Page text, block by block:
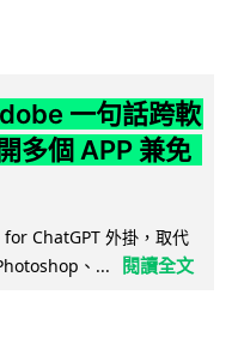
一句話跨軟
多個 APP 兼免
ChatGPT 外掛，取代
、...
閱讀全文